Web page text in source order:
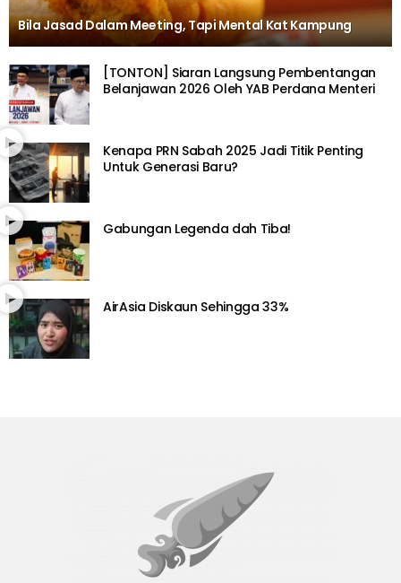
Bila Jasad Dalam Meeting, Tapi Mental Kat Kampung
[TONTON] Siaran Langsung Pembentangan
Belanjawan 2026 Oleh YAB Perdana Menteri
Kenapa PRN Sabah 2025 Jadi Titik Penting
Untuk Generasi Baru?
Gabungan Legenda dah Tiba!
AirAsia Diskaun Sehingga 33%